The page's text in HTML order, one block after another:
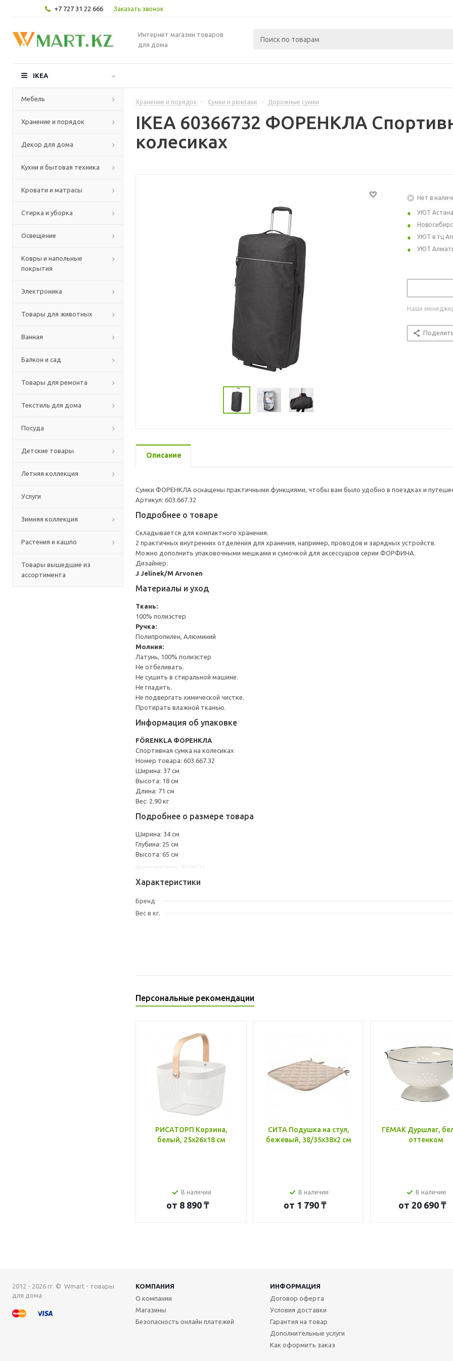
+7 727 31 22 666 Заказать звонок
Интернет магазин товаров
для дома
IKEA
Мебель
Хранение и порядок
Декор для дома
Кухни и бытовая техника
Кровати и матрасы
Стирка и уборка
Освещение
Ковры и напольные
покрытия
Электроника
Товары для животных
Ванная
Балкон и сад
Товары для ремонта
Текстиль для дома
Посуда
Детские товары
Летняя коллекция
Услуги
Зимняя коллекция
Растения и кашпо
Товары вышедшие из
ассортимента
Хранение и порядок - Сумки и рюкзаки - Дорожные сумки
IKEA 60366732 ФОРЕНКЛА
колесиках
Нет в
УЮТ Астана
УЮТ в тц
УЮТ
Наши
Описание
Сумки ФОРЕНКЛА оснащены практичными функциями, чтобы вам было удобно в поездках и
Артикул: 603.667.32
Подробнее о товаре
Складывается для компактного хранения.
2 практичных внутренних отделения для хранения, например, проводов и зарядных устройств.
Можно дополнить упаковочными мешками и сумочкой для аксессуаров серии ФОРФИНА.
Дизайнер:
J Jelinek/M Arvonen
Материалы и уход
Ткань:
100% полиэстер
Ручка:
Полипропилен, Алюминий
Молния:
Латунь, 100% полиэстер
Не отбеливать.
Не сушить в стиральной машине.
Не гладить.
Не подвергать химической чистке.
Протирать влажной тканью.
Информация об упаковке
FÖRENKLA ФОРЕНКЛА
Спортивная сумка на колесиках
Номер товара: 603.667.32
Ширина: 37 см
Высота: 18 см
Длина: 71 см
Вес: 2.90 кг
Подробнее о размере товара
Ширина: 34 см
Глубина: 25 см
Высота: 65 см
Характеристики
Бренд
Вес в кг.
Персональные рекомендации
РИСАТОРП Корзина,
белый, 25x26x18 см
В наличии
от 8 890 ₸
СИТА Подушка на стул,
бежевый, 38/35x38x2 см
В наличии
от 1 790 ₸
ГЕМАК Дуршлаг,
оттенком
В наличии
от 20 690 ₸
2012 - 2026 гг. © Wmart - товары
для дома
КОМПАНИЯ
ИНФОРМАЦИЯ
О компании
Магазины
Безопасность онлайн платежей
Договор оферта
Условия доставки
Гарантия на товар
Дополнительные услуги
Как оформить заказ